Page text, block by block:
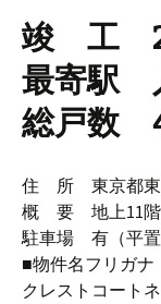
竣 工
最寄駅
総戸数
住 所 東京都東
概 要 地上11階
駐車場 有（平置
■物件名フリガナ
クレストコート